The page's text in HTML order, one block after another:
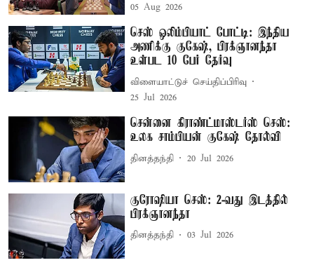
05 Aug 2026
செஸ் ஒலிம்பியாட் போட்டி: இந்திய
அணிக்கு குகேஷ், பிரக்ஞானந்தா
உள்பட 10 பேர் தேர்வு
விளையாட்டுச் செய்திப்பிரிவு
25 Jul 2026
சென்னை கிராண்ட்மாஸ்டர்ஸ் செஸ்:
உலக சாம்பியன் குகேஷ் தோல்வி
தினத்தந்தி 20 Jul 2026
குரோஷியா செஸ்: 2-வது இடத்தில்
பிரக்ஞானந்தா
தினத்தந்தி 03 Jul 2026